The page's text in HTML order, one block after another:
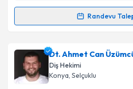
kapsamda işlenmesini
Randevu
Randevu Takvimi Talebi
Dt. Ayşegül Küçükleriçin
oluşturun. Size bu uzmandan
takvim hazırlandığında e-posta
Dt. Ahmet Can
Diş Hekimi
Konya, Selçuklu